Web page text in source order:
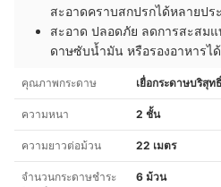
สะอาดคราบสกปรกได้หลายปร
สะอาด ปลอดภัย ลดการสะสมแ
ดาษซับน้ำมัน หรือรองอาหารได้
คุณภาพกระดาษ เยื่อกระดาษบริสุท
ความหนา 2 ชั้น
ความยาวต่อม้วน 22 เมตร
จำนวนกระดาษชำระ
6 ม้วน